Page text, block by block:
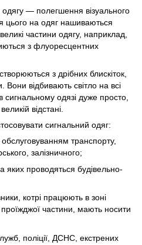
— полегшення візуального
цього на одяг нашиваються
частини одягу, наприклад,
з флуоресцентних
з дрібних блискіток,
відбивають світло на всі
одязі дуже просто,
відстані.
сигнальний одяг:
транспорту,
залізничного;
яких проводяться будівельно-
котрі працюють в зоні
частини, мають носити
поліції, ДСНС, екстрених